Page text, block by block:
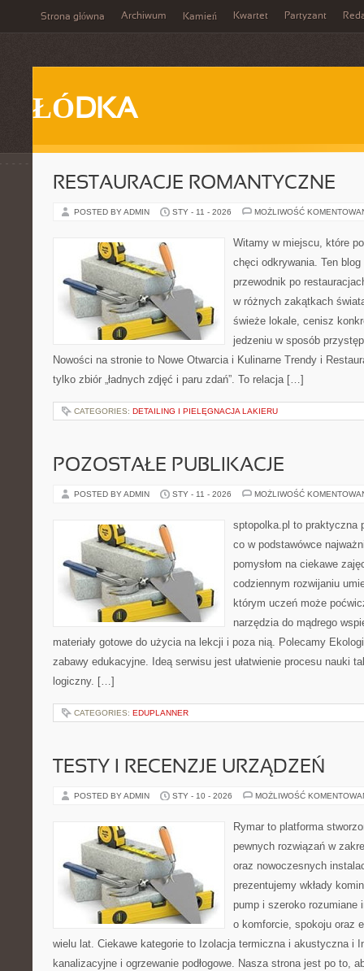
Strona główna Archiwum Kamień Kwartet Partyzant
ŁÓDKA
RESTAURACJE ROMANTYCZNE
POSTED BY ADMIN STY - 11 - 2026 MOŻLIWOŚĆ
Witamy w miejscu, które
chęci odkrywania. Ten
przewodnik po
w różnych zakątkach
świeże lokale, cenisz
jedzeniu w sposób
Nowości na stronie to Nowe Otwarcia i Kulinarne Trendy i
tylko zbiór „ładnych zdjęć i paru zdań”. To relacja […]
CATEGORIES: DETAILING I PIELĘGNACJA LAKIERU
POZOSTAŁE PUBLIKACJE
POSTED BY ADMIN STY - 11 - 2026 MOŻLIWOŚĆ
sptopolka.pl to praktyczna
co w podstawówce
pomysłom na ciekawe
codziennym rozwijaniu
którym uczeń może
narzędzia do mądrego
materiały gotowe do użycia na lekcji i poza nią. Polecamy
zabawy edukacyjne. Ideą serwisu jest ułatwienie procesu nauki
logiczny. […]
CATEGORIES: EDUPLANNER
TESTY I RECENZJE URZĄDZEŃ
POSTED BY ADMIN STY - 10 - 2026 MOŻLIWOŚĆ
Rymar to platforma
pewnych rozwiązań w
oraz nowoczesnych
prezentujemy wkłady
pump i szeroko rozumiane
o komforcie, spokoju oraz
wielu lat. Ciekawe kategorie to Izolacja termiczna i akustyczna i
kanalizacyjne i ogrzewanie podłogowe. Nasza strona jest po to,